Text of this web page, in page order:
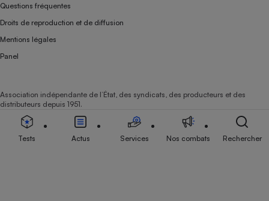
Questions fréquentes
Droits de reproduction et de diffusion
Mentions légales
Panel
Association indépendante de l’État, des syndicats, des producteurs et des
distributeurs depuis 1951.
Tests Actus Services Nos combats Rechercher